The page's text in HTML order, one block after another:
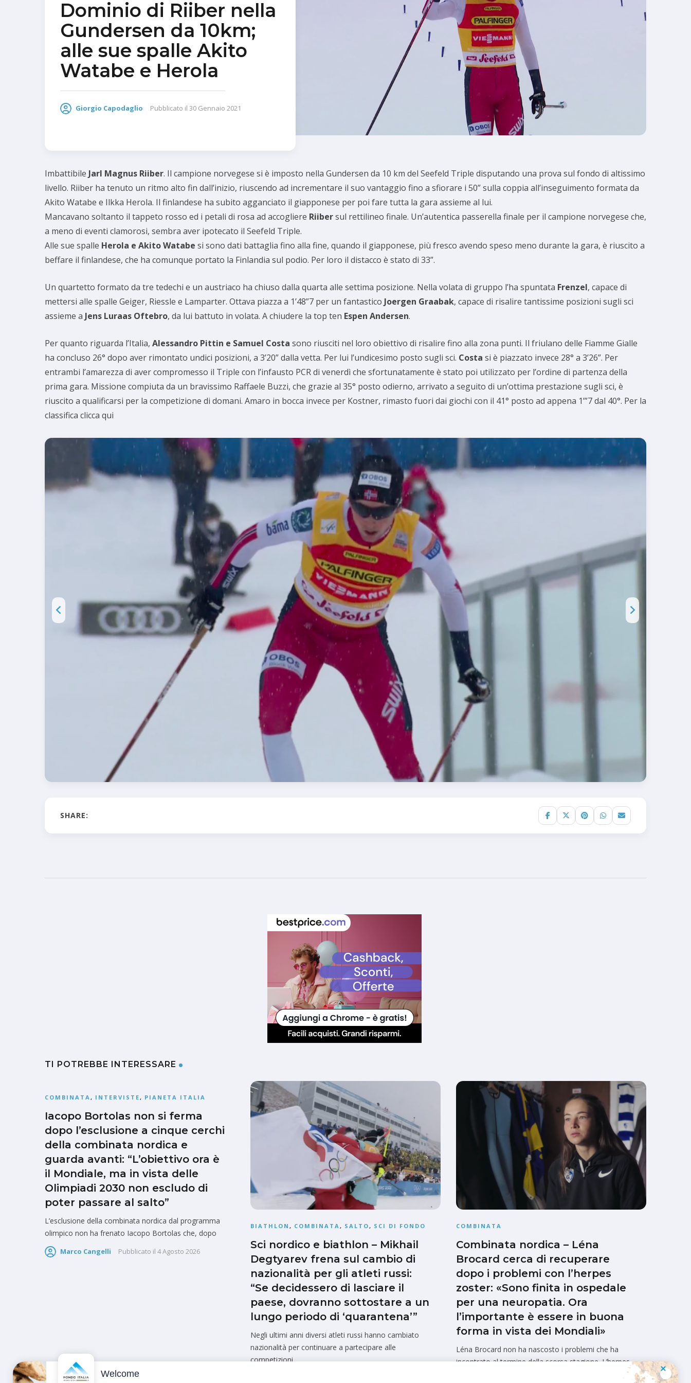
Dominio di Riiber nella
Gundersen da 10km;
alle sue spalle Akito
Watabe e Herola
Giorgio Capodaglio Pubblicato il 30 Gennaio 2021
Imbattibile Jarl Magnus Riiber. Il campione norvegese si è imposto nella Gundersen da 10 km del Seefeld Triple disputando una prova sul fondo di altissimo
livello. Riiber ha tenuto un ritmo alto fin dall’inizio, riuscendo ad incrementare il suo vantaggio fino a sfiorare i 50” sulla coppia all’inseguimento formata da
Akito Watabe e Ilkka Herola. Il finlandese ha subito agganciato il giapponese per poi fare tutta la gara assieme al lui.
Mancavano soltanto il tappeto rosso ed i petali di rosa ad accogliere Riibersul rettilineo finale. Un’autentica passerella finale per il campione norvegese che,
a meno di eventi clamorosi, sembra aver ipotecato il Seefeld Triple.
Alle sue spalle Herola e Akito Watabe si sono dati battaglia fino alla fine, quando il giapponese, più fresco avendo speso meno durante la gara, è riuscito a
beffare il finlandese, che ha comunque portato la Finlandia sul podio. Per loro il distacco è stato di 33”.
Un quartetto formato da tre tedechi e un austriaco ha chiuso dalla quarta alle settima posizione. Nella volata di gruppo l’ha spuntata Frenzel, capace di
mettersi alle spalle Geiger, Riessle e Lamparter. Ottava piazza a 1’48”7 per un fantastico Joergen Graabak, capace di risalire tantissime posizioni sugli sci
assieme a Jens Luraas Oftebro, da lui battuto in volata. A chiudere la top ten Espen Andersen.
Per quanto riguarda l’Italia, Alessandro Pittin e Samuel Costa sono riusciti nel loro obiettivo di risalire fino alla zona punti. Il friulano delle Fiamme Gialle
ha concluso 26° dopo aver rimontato undici posizioni, a 3’20” dalla vetta. Per lui l’undicesimo posto sugli sci. Costa si è piazzato invece 28° a 3’26”. Per
entrambi l’amarezza di aver compromesso il Triple con l’infausto PCR di venerdì che sfortunatamente è stato poi utilizzato per l’ordine di partenza della
prima gara. Missione compiuta da un bravissimo Raffaele Buzzi, che grazie al 35° posto odierno, arrivato a seguito di un’ottima prestazione sugli sci, è
riuscito a qualificarsi per la competizione di domani. Amaro in bocca invece per Kostner, rimasto fuori dai giochi con il 41° posto ad appena 1’”7 dal 40°. Per la
classifica clicca qui
SHARE:
TI POTREBBE INTERESSARE
COMBINATA , INTERVISTE, PIANETA ITALIA
Iacopo Bortolas non si ferma
dopo l’esclusione a cinque cerchi
della combinata nordica e
guarda avanti: “L’obiettivo ora è
il Mondiale, ma in vista delle
Olimpiadi 2030 non escludo di
poter passare al salto”
L’esclusione della combinata nordica dal programma
olimpico non ha frenato Iacopo Bortolas che, dopo
Marco Cangelli Pubblicato il 4 Agosto 2026
BIATHLON , COMBINATA , SALTO, SCI DI FONDO
Sci nordico e biathlon – Mikhail
Degtyarev frena sul cambio di
nazionalità per gli atleti russi:
“Se decidessero di lasciare il
paese, dovranno sottostare a un
lungo periodo di ‘quarantena’”
Negli ultimi anni diversi atleti russi hanno cambiato
nazionalità per continuare a partecipare alle
competizioni
COMBINATA
Combinata nordica – Léna
Brocard cerca di recuperare
dopo i problemi con l’herpes
zoster: «Sono finita in ospedale
per una neuropatia. Ora
l’importante è essere in buona
forma in vista dei Mondiali»
Léna Brocard non ha nascosto i problemi che ha
incontrato al termine della scorsa stagione. L’herpes
Welcome